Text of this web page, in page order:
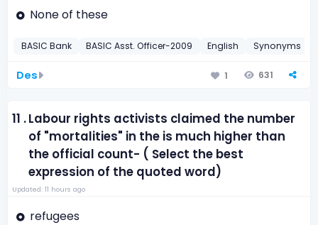
None of these
BASIC Bank BASIC Asst. Officer-2009 English Synonyms
Des 1 631
11 .Labour rights activists claimed the number
of "mortalities" in the is much higher than
the official count- ( Select the best
expression of the quoted word)
Updated: 11 hours ago
refugees